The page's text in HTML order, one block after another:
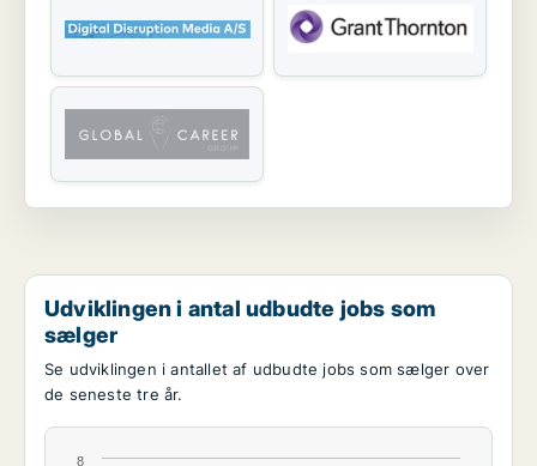
Udviklingen i antal udbudte jobs som
sælger
Se udviklingen i antallet af udbudte jobs som sælger over
de seneste tre år.
8